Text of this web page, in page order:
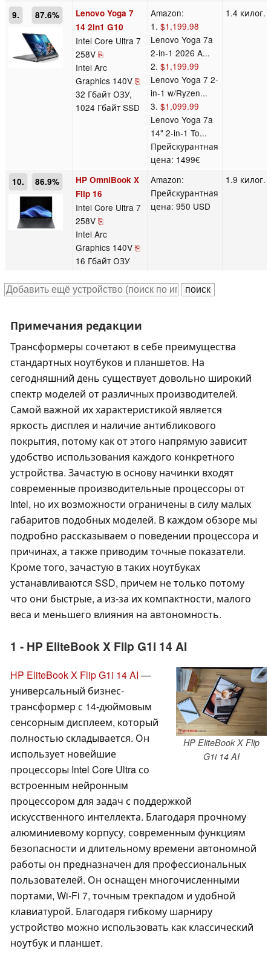
9. 87.6%
Lenovo Yoga 7
14 2in1 G10
Intel Core Ultra 7
258V ⎘
Intel Arc
Graphics 140V ⎘
32 Гбайт ОЗУ,
1024 Гбайт SSD
Amazon:
1.$1,199.98
Lenovo Yoga 7a
2-in-1 2026 A...
2.$1,199.99
Lenovo Yoga 7 2-
in-1 w/Ryzen...
3.$1,099.99
Lenovo Yoga 7a
14" 2-in-1 To...
Прейскурантная
цена: 1499€
1.4 килог.
10. 86.9%
HP OmniBook X
Flip 16
Intel Core Ultra 7
258V ⎘
Intel Arc
Graphics 140V ⎘
16 Гбайт ОЗУ
Amazon:
Прейскурантная
цена: 950 USD
1.9 килог.
Примечания редакции
Трансформеры сочетают в себе преимущества
стандартных ноутбуков и планшетов. На
сегодняшний день существует довольно широкий
спектр моделей от различных производителей.
Самой важной их характеристикой является
яркость дисплея и наличие антибликового
покрытия, потому как от этого напрямую зависит
удобство использования каждого конкретного
устройства. Зачастую в основу начинки входят
современные производительные процессоры от
Intel, но их возможности ограничены в силу малых
габаритов подобных моделей. В каждом обзоре мы
подробно рассказываем о поведении процессора и
причинах, а также приводим точные показатели.
Кроме того, зачастую в таких ноутбуках
устанавливаются SSD, причем не только потому
что они быстрые, а из-за их компактности, малого
веса и меньшего влияния на автономность.
1 - HP EliteBook X Flip G1i 14 AI
HP EliteBook X Flip
G1i 14 AI
HP EliteBook X Flip G1i 14 AI —
универсальный бизнес-
трансформер с 14-дюймовым
сенсорным дисплеем, который
полностью складывается. Он
использует новейшие
процессоры Intel Core Ultra со
встроенным нейронным
процессором для задач с поддержкой
искусственного интеллекта. Благодаря прочному
алюминиевому корпусу, современным функциям
безопасности и длительному времени автономной
работы он предназначен для профессиональных
пользователей. Он оснащен многочисленными
портами, Wi-Fi 7, точным трекпадом и удобной
клавиатурой. Благодаря гибкому шарниру
устройство можно использовать как классический
ноутбук и планшет.